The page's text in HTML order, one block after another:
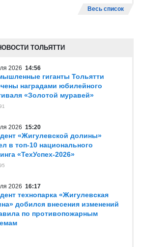
Весь список
ТОЛЬЯТТИ
2026 14:56
гиганты Тольятти
наградами юбилейного
«Золотой муравей»
2026 15:20
«Жигулевской долины»
в топ-10 национального
«ТехУспех-2026»
2026 16:17
технопарка «Жигулевская
добился внесения изменений
по противопожарным